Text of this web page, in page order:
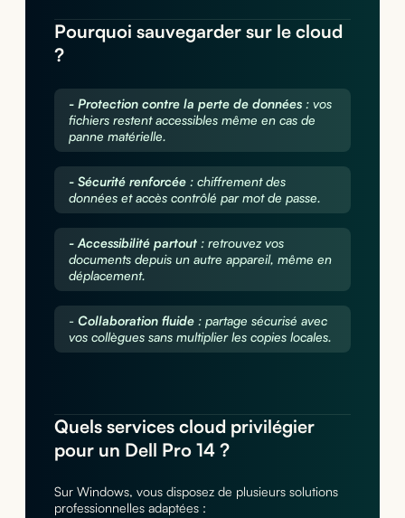
Pourquoi sauvegarder sur le cloud
?
- Protection contre la perte de données: vos
fichiers restent accessibles même en cas de
panne matérielle.
- Sécurité renforcée: chiffrement des
données et accès contrôlé par mot de passe.
- Accessibilité partout: retrouvez vos
documents depuis un autre appareil, même en
déplacement.
- Collaboration fluide: partage sécurisé avec
vos collègues sans multiplier les copies locales.
Quels services cloud privilégier
pour un Dell Pro 14 ?
Sur Windows, vous disposez de plusieurs solutions
professionnelles adaptées :